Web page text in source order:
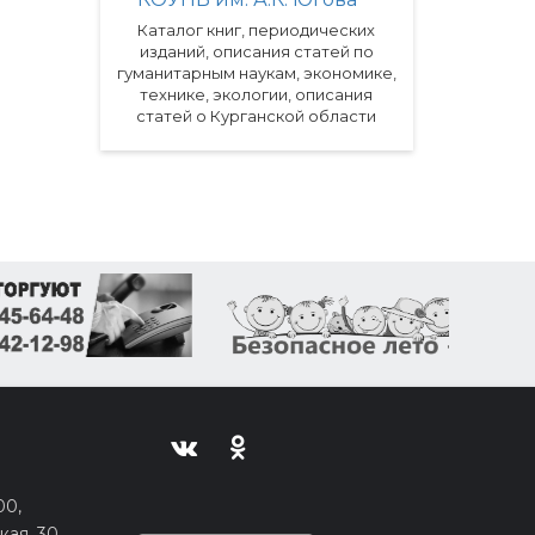
Каталог книг, периодических
изданий, описания статей по
гуманитарным наукам, экономике,
технике, экологии, описания
статей о Курганской области